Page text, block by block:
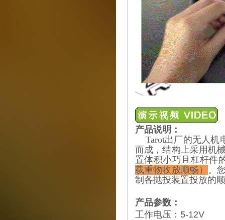
产品说明：
Tarot出厂的无人机
而成，结构上采用机
置体积小巧且杠杆件
载重物收放顺畅） 。
制各抛投装置投放的
产品参数：
工作电压：5-12V